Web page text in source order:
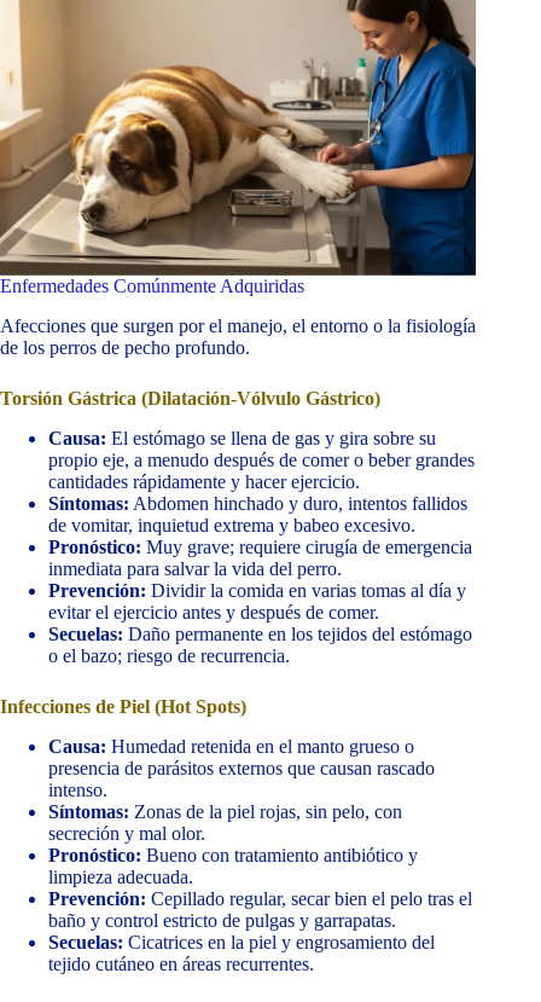
Enfermedades Comúnmente Adquiridas
Afecciones que surgen por el manejo, el entorno o la fisiología
de los perros de pecho profundo.
Torsión Gástrica (Dilatación-Vólvulo Gástrico)
Causa: El estómago se llena de gas y gira sobre su
propio eje, a menudo después de comer o beber grandes
cantidades rápidamente y hacer ejercicio.
Síntomas: Abdomen hinchado y duro, intentos fallidos
de vomitar, inquietud extrema y babeo excesivo.
Pronóstico: Muy grave; requiere cirugía de emergencia
inmediata para salvar la vida del perro.
Prevención: Dividir la comida en varias tomas al día y
evitar el ejercicio antes y después de comer.
Secuelas: Daño permanente en los tejidos del estómago
o el bazo; riesgo de recurrencia.
Infecciones de Piel (Hot Spots)
Causa: Humedad retenida en el manto grueso o
presencia de parásitos externos que causan rascado
intenso.
Síntomas: Zonas de la piel rojas, sin pelo, con
secreción y mal olor.
Pronóstico: Bueno con tratamiento antibiótico y
limpieza adecuada.
Prevención: Cepillado regular, secar bien el pelo tras el
baño y control estricto de pulgas y garrapatas.
Secuelas: Cicatrices en la piel y engrosamiento del
tejido cutáneo en áreas recurrentes.